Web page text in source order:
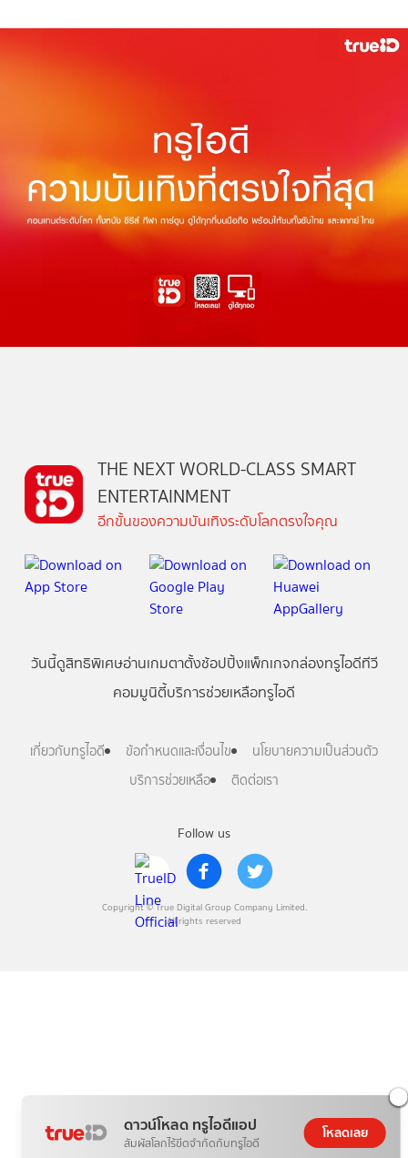
ดาวน์โหลด ทรูไอดีแอป
สัมผัสโลกไร้ขีดจำกัดกับทรูไอดี
โหลดเลย
Follow us
Copyright © True Digital Group Company Limited.
All rights reserved
THE NEXT WORLD-CLASS SMART
ENTERTAINMENT
อีกขั้นของความบันเทิงระดับโลกตรงใจคุณ
วันนี้ดูสิทธิพิเศษอ่านเกมตาตั้งช้อปปิ้งแพ็กเกจกล่องทรูไอดีทีวี
คอมมูนิตี้บริการช่วยเหลือทรูไอดี
เกี่ยวกับทรูไอดี ข้อกำหนดและเงื่อนไข
นโยบายความเป็นส่วนตัว
บริการช่วยเหลือ
ติดต่อเรา